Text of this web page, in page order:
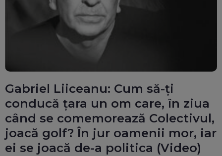
Gabriel Liiceanu: Cum să-ți
conducă țara un om care, în ziua
când se comemorează Colectivul,
joacă golf? În jur oamenii mor, iar
ei se joacă de-a politica (Video)